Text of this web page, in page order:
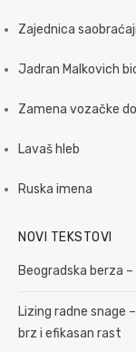
Zajednica
Jadran Malkovich
Zamena vozačke
Lavaš hleb
Ruska imena
NOVI TEKSTOVI
Beogradska berza
Lizing radne snage
brz i efikasan rast